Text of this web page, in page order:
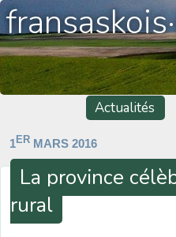
Actualités
1ER MARS 2016
La province
rural